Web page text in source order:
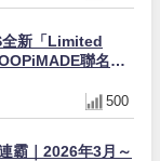
全新「Limited
聯名包
500
霸｜2026年3月～